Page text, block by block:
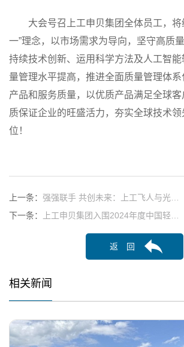
大会号召上工申贝集团全体员工，将
一”理念，以市场需求为导向，坚守高质
持续技术创新、运用科学方法及人工智
量管理水平提高，推进全面质量管理体
产品和服务质量，以优质产品满足全球
质保证企业的旺盛活力，夯实全球技术
位！
上一条： 强强联手 共创未来：上工飞人与光…
下一条：
上工申贝集团入围2024年度中国轻…
返 回
相关新闻